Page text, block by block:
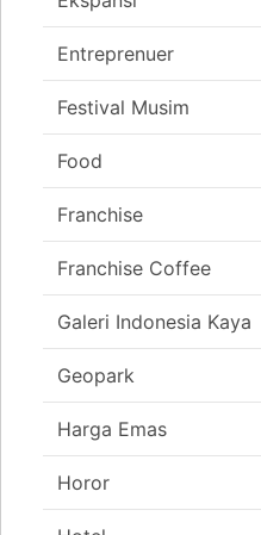
Entreprenuer
Festival Musim
Food
Franchise
Franchise Coffee
Galeri Indonesia Kaya
Geopark
Harga Emas
Horor